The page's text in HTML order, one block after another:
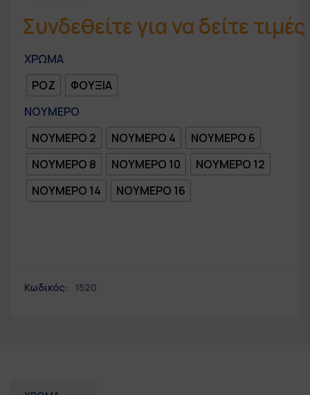
Συνδεθείτε για να δείτε τιμές
ΧΡΩΜΑ
ΡΟΖ
ΦΟΥΞΙΑ
ΝΟΥΜΕΡΟ
ΝΟΥΜΕΡΟ 2
ΝΟΥΜΕΡΟ 4
ΝΟΥΜΕΡΟ 6
ΝΟΥΜΕΡΟ 8
ΝΟΥΜΕΡΟ 10
ΝΟΥΜΕΡΟ 12
ΝΟΥΜΕΡΟ 14
ΝΟΥΜΕΡΟ 16
Κωδικός: 1520